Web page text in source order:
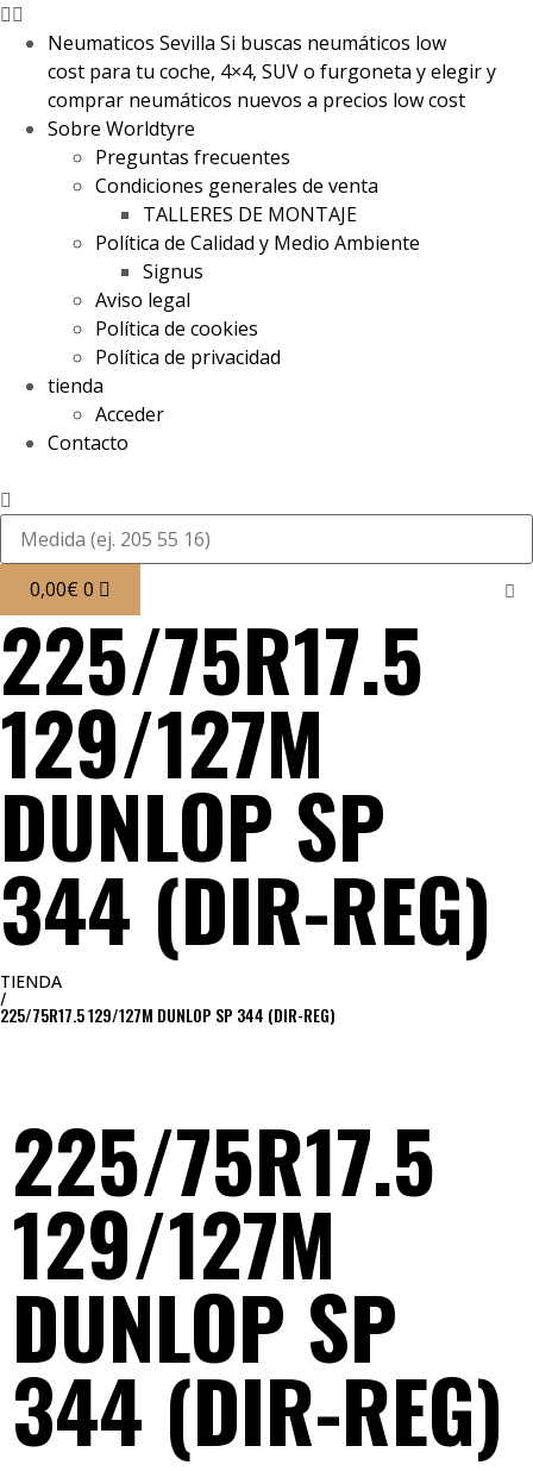
Neumaticos Sevilla Si buscas neumáticos low
cost para tu coche, 4×4, SUV o furgoneta y elegir y
comprar neumáticos nuevos a precios low cost
Sobre Worldtyre
Preguntas frecuentes
Condiciones generales de venta
TALLERES DE MONTAJE
Política de Calidad y Medio Ambiente
Signus
Aviso legal
Política de cookies
Política de privacidad
tienda
Acceder
Contacto
0,00€ 0
225/75R17.5
129/127M
DUNLOP SP
344 (DIR-REG)
TIENDA
/
225/75R17.5 129/127M DUNLOP SP 344 (DIR-REG)
225/75R17.5
129/127M
DUNLOP SP
344 (DIR-REG)